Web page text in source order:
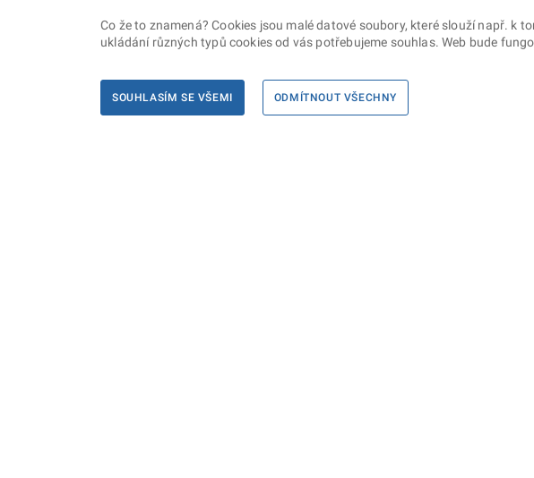
Co že to znamená? Cookies jsou malé datové soubory, které slouží např. k
ukládání různých typů cookies od vás potřebujeme souhlas. Web bude
SOUHLASÍM SE VŠEMI ODMÍTNOUT VŠECHNY